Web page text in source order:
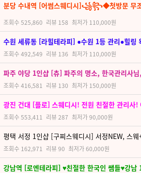
최저가 110,000원
리뷰 158
조회수525,860
최저가 110,000원
리뷰 136
조회수492,549
최저가 150,000원
리뷰 130
조회수416,581
최저가90,000원
리뷰287
조회수553,411
최저가60,000원
리뷰90
조회수 162,971
강남역 [로엔테라피] ♥친절한 한국인 쌤들♥강남